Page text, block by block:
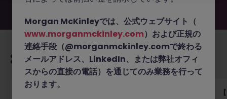
あなたにおすすめの求人
Morgan McKinleyでは、公式ウェブサイト（
www.morganmckinley.com）および正規の
連絡手段（@morganmckinley.comで終わる
メールアドレス、LinkedIn、または弊社オフィ
スからの直接の電話）を通じてのみ業務を行って
おります。